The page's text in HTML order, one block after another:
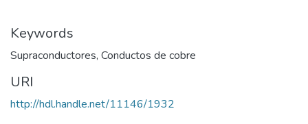
Keywords
Supraconductores, Conductos de cobre
URI
http://hdl.handle.net/11146/1932